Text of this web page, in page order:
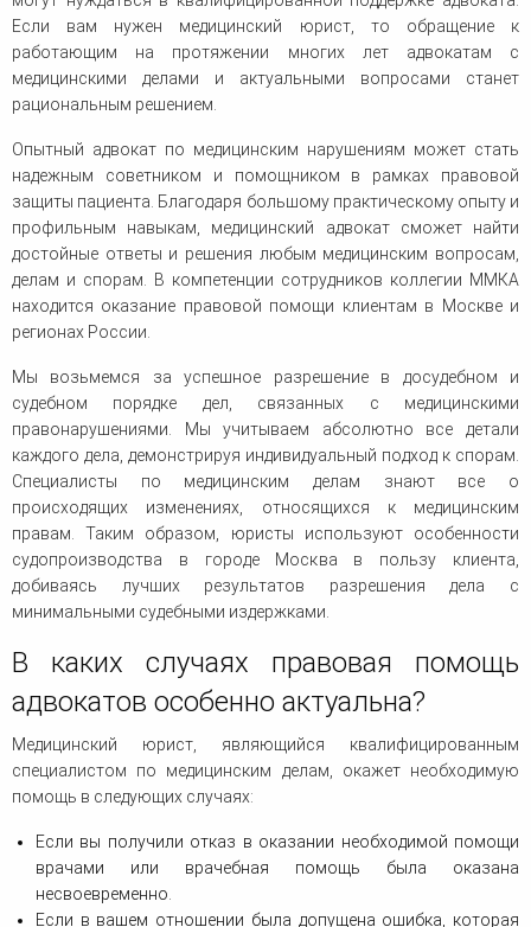
Если вам нужен медицинский юрист, то обращение к
работающим на протяжении многих лет адвокатам с
медицинскими делами и актуальными вопросами станет
рациональным решением.
Опытный адвокат по медицинским нарушениям может стать
надежным советником и помощником в рамках правовой
защиты пациента. Благодаря большому практическому опыту и
профильным навыкам, медицинский адвокат сможет найти
достойные ответы и решения любым медицинским вопросам,
делам и спорам. В компетенции сотрудников коллегии ММКА
находится оказание правовой помощи клиентам в Москве и
регионах России.
Мы возьмемся за успешное разрешение в досудебном и
судебном порядке дел, связанных с медицинскими
правонарушениями. Мы учитываем абсолютно все детали
каждого дела, демонстрируя индивидуальный подход к спорам.
Специалисты по медицинским делам знают все о
происходящих изменениях, относящихся к медицинским
правам. Таким образом, юристы используют особенности
судопроизводства в городе Москва в пользу клиента,
добиваясь лучших результатов разрешения дела с
минимальными судебными издержками.
В каких случаях правовая помощь
адвокатов особенно актуальна?
Медицинский юрист, являющийся квалифицированным
специалистом по медицинским делам, окажет необходимую
помощь в следующих случаях:
Если вы получили отказ в оказании необходимой помощи
врачами или врачебная помощь была оказана
несвоевременно.
Если в вашем отношении была допущена ошибка, которая